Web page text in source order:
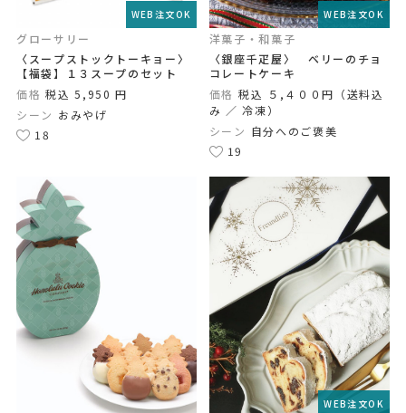
WEB注文OK
グローサリー
〈スープストックトーキョー〉
【福袋】１３スープのセット
価格 税込 5,950 円
シーン おみやげ
18
WEB注文OK
洋菓子・和菓子
〈銀座千疋屋〉 ベリーのチョ
コレートケーキ
価格 税込 ５,４００円（送料込
み ／ 冷凍）
シーン 自分へのご褒美
19
WEB注文OK